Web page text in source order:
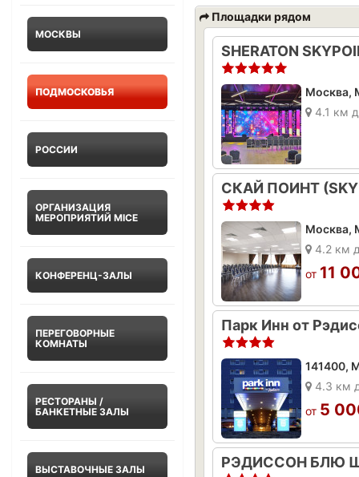
МОСКВЫ
ПОДМОСКОВЬЯ
РОССИИ
ОРГАНИЗАЦИЯ
МЕРОПРИЯТИЙ MICE
КОНФЕРЕНЦ-ЗАЛЫ
ПЕРЕГОВОРНЫЕ
КОМНАТЫ
РЕСТОРАНЫ /
БАНКЕТНЫЕ ЗАЛЫ
ВЫСТАВОЧНЫЕ ЗАЛЫ
Площадки рядом
4.1 км
4.2 км
от 11
4.3 км
от 5